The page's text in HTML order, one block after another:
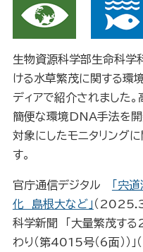
生物資源科学部生命科学
ける水草繁茂に関する環
ディアで紹介されました
簡便な環境DNA手法を開
対象にしたモニタリング
す。
官庁通信デジタル
「宍
化 島根大など」 （
科学新聞 「大量繁茂す
わり（第4015号（6面））